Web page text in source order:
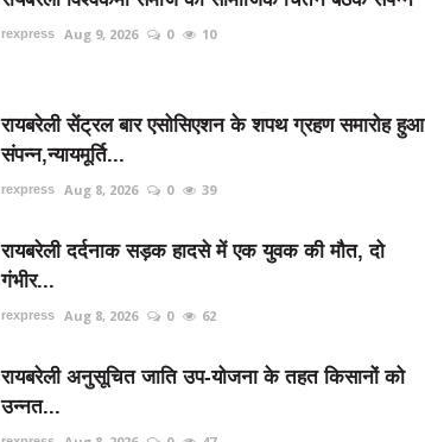
rexpress Aug 9, 2026 0 10
रायबरेली सेंट्रल बार एसोसिएशन के शपथ ग्रहण समारोह हुआ
संपन्न,न्यायमूर्ति...
rexpress Aug 8, 2026 0 39
रायबरेली दर्दनाक सड़क हादसे में एक युवक की मौत, दो
गंभीर...
rexpress Aug 8, 2026 0 62
रायबरेली अनुसूचित जाति उप-योजना के तहत किसानों को
उन्नत...